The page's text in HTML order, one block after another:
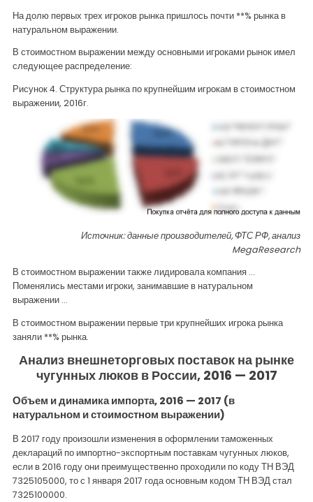
На долю первых трех игроков рынка пришлось почти **% рынка в
натуральном выражении.
В стоимостном выражении между основными игроками рынок имел
следующее распределение:
Рисунок 4. Структура рынка по крупнейшим игрокам в стоимостном
выражении, 2016г.
Источник: данные производителей, ФТС РФ, анализ
MegaResearch
В стоимостном выражении также лидировала компания ...
Поменялись местами игроки, занимавшие в натуральном
выражении …
В стоимостном выражении первые три крупнейших игрока рынка
заняли **% рынка.
Анализ внешнеторговых поставок на рынке
чугунных люков в России, 2016 — 2017
Объем и динамика импорта, 2016 — 2017 (в
натуральном и стоимостном выражении)
В 2017 году произошли изменения в оформлении таможенных
деклараций по импортно-экспортным поставкам чугунных люков,
если в 2016 году они преимущественно проходили по коду ТН ВЭД
7325105000, то с 1 января 2017 года основным кодом ТН ВЭД стал
7325100000.